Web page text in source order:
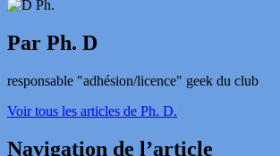
Par Ph. D
responsable "adhésion/licence" geek du club
Voir tous les articles de Ph. D.
Navigation de l’article